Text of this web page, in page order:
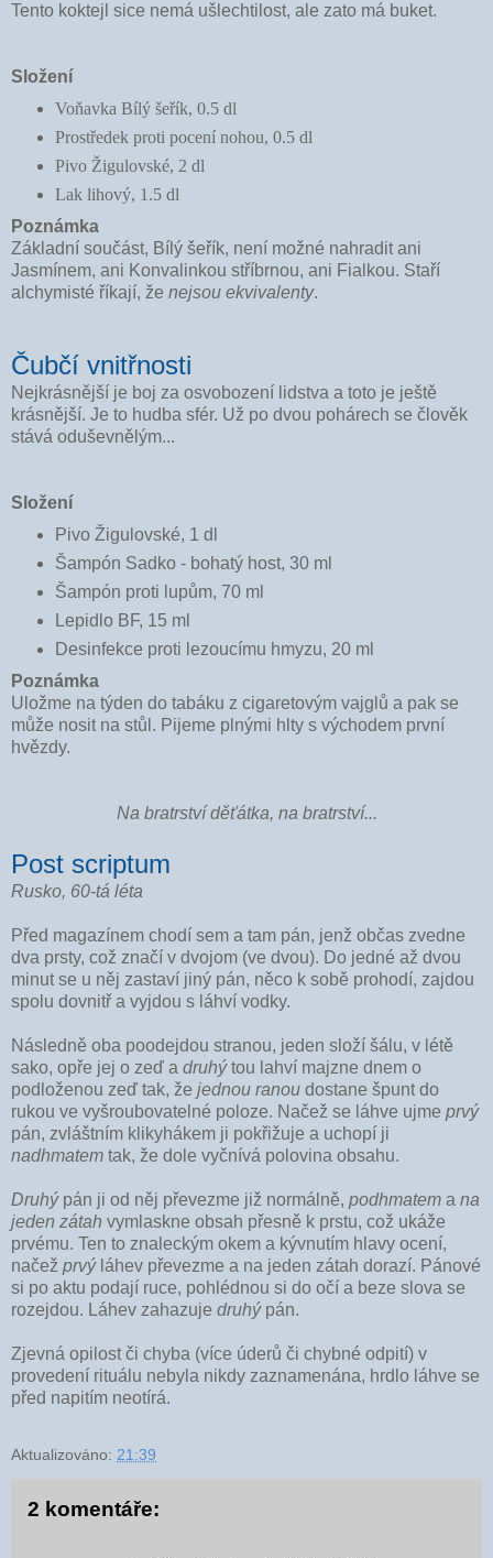
Tento koktejl sice nemá ušlechtilost, ale zato má buket.
Složení
Voňavka Bílý šeřík, 0.5 dl
Prostředek proti pocení nohou, 0.5 dl
Pivo Žigulovské, 2 dl
Lak lihový, 1.5 dl
Poznámka
Základní součást, Bílý šeřík, není možné nahradit ani
Jasmínem, ani Konvalinkou stříbrnou, ani Fialkou. Staří
alchymisté říkají, že nejsou ekvivalenty.
Čubčí vnitřnosti
Nejkrásnější je boj za osvobození lidstva a toto je ještě
krásnější. Je to hudba sfér. Už po dvou pohárech se člověk
stává oduševnělým...
Složení
Pivo Žigulovské, 1 dl
Šampón Sadko - bohatý host, 30 ml
Šampón proti lupům, 70 ml
Lepidlo BF, 15 ml
Desinfekce proti lezoucímu hmyzu, 20 ml
Poznámka
Uložme na týden do tabáku z cigaretovým vajglů a pak se
může nosit na stůl. Pijeme plnými hlty s východem první
hvězdy.
Na bratrství děťátka, na bratrství...
Post scriptum
Rusko, 60-tá léta
Před magazínem chodí sem a tam pán, jenž občas zvedne
dva prsty, což značí v dvojom (ve dvou). Do jedné až dvou
minut se u něj zastaví jiný pán, něco k sobě prohodí, zajdou
spolu dovnitř a vyjdou s láhví vodky.
Následně oba poodejdou stranou, jeden složí šálu, v létě
sako, opře jej o zeď a druhýtou lahví majzne dnem o
podloženou zeď tak, že jednou ranou dostane špunt do
rukou ve vyšroubovatelné poloze. Načež se láhve ujme prvý
pán, zvláštním klikyhákem ji pokřižuje a uchopí ji
nadhmatem tak, že dole vyčnívá polovina obsahu.
Druhýpán ji od něj převezme již normálně, podhmatem a na
jeden zátah vymlaskne obsah přesně k prstu, což ukáže
prvému. Ten to znaleckým okem a kývnutím hlavy ocení,
načež prvýláhev převezme a na jeden zátah dorazí. Pánové
si po aktu podají ruce, pohlédnou si do očí a beze slova se
rozejdou. Láhev zahazuje druhýpán.
Zjevná opilost či chyba (více úderů či chybné odpití) v
provedení rituálu nebyla nikdy zaznamenána, hrdlo láhve se
před napitím neotírá.
Aktualizováno: 21:39
2 komentáře: